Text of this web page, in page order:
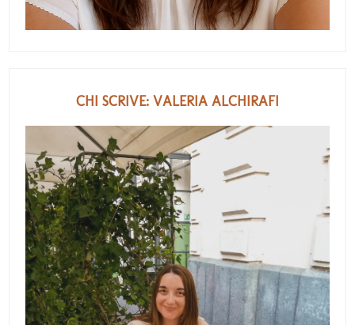
CHI SCRIVE: VALERIA ALCHIRAFI